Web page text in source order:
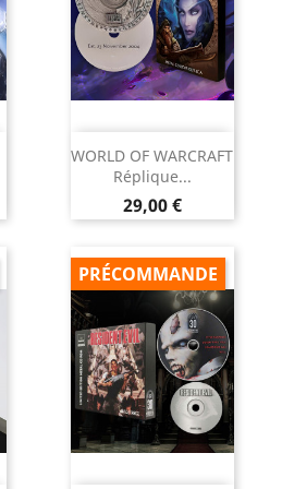
WORLD OF WARCRAFT
Réplique...
Prix
29,00 €
PRÉCOMMANDE